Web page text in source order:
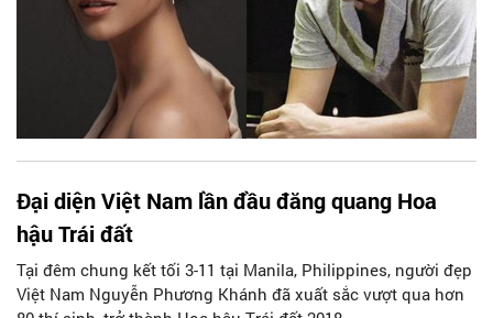
Đại diện Việt Nam lần đầu đăng quang Hoa
hậu Trái đất
Tại đêm chung kết tối 3-11 tại Manila, Philippines, người đẹp
Việt Nam Nguyễn Phương Khánh đã xuất sắc vượt qua hơn